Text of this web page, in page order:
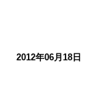
2012年06月18日